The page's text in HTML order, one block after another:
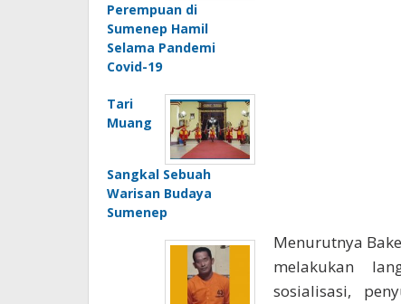
Perempuan di
Sumenep Hamil
Selama Pandemi
Covid-19
Tari
Muang
Sangkal Sebuah
Warisan Budaya
Sumenep
Menurutnya
melakukan
sosialisasi,